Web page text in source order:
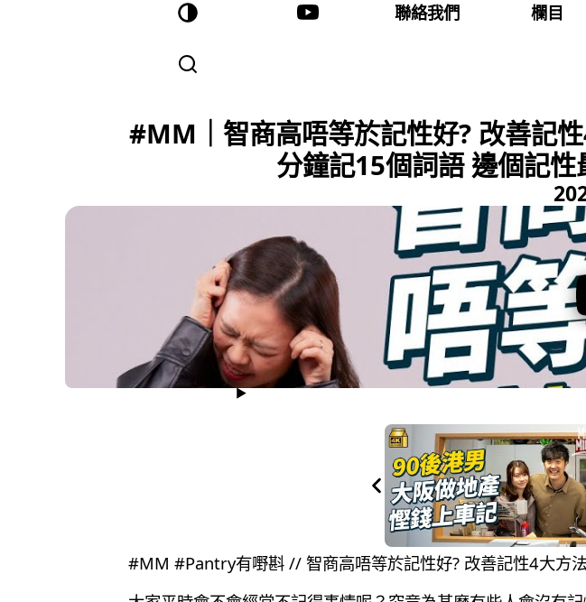
聯絡我們 欄目
#MM｜智商高唔等於記性好? 改善記
分鐘記15個詞語 邊個記
#MM #Pantry有嘢斟 // 智商高唔等於記性好? 改善記性4大方